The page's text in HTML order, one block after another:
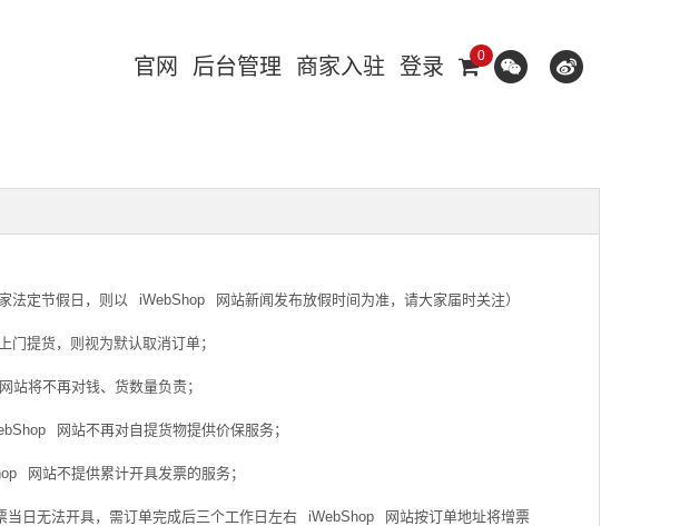
官网 后台管理 商家入驻 登录 0
法定节假日，则以 iWebShop 网站新闻发布放假时间为准，请大家届时关注）
提货，则视为默认取消订单；
网站将不再对钱、货数量负责；
网站不再对自提货物提供价保服务；
网站不提供累计开具发票的服务；
当日无法开具，需订单完成后三个工作日左右 iWebShop
网站按订单地址将增票